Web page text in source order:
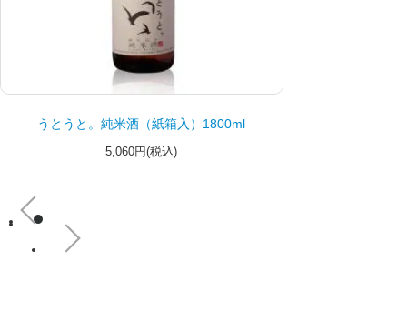
うとうと。純米酒（紙箱入）1800ml
5,060円(税込)